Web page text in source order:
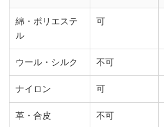
綿・ポリエステ
ル
可
ウール・シルク 不可
ナイロン 可
革・合皮 不可